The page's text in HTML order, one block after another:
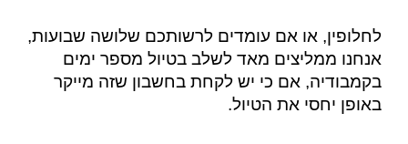
לחלופין, או אם עומדים לרשותכם שלושה שבועות,
אנחנו ממליצים מאד לשלב בטיול מספר ימים
בקמבודיה, אם כי יש לקחת בחשבון שזה מייקר
באופן יחסי את הטיול.